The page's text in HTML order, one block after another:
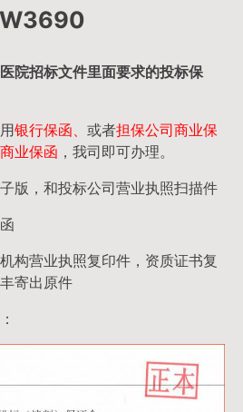
院招标文件里面要求的投标保
银行保函、 或者担保公司商业保
业保函 ，我司即可办理。
版，和投标公司营业执照扫描件
构营业执照复印件，资质证书复
寄出原件